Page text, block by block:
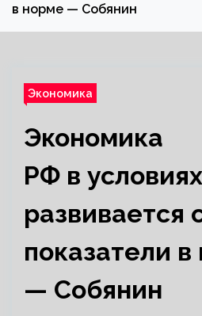
в норме — Собянин
Экономика
Экономика
РФ в
развивается
показатели
— Собянин